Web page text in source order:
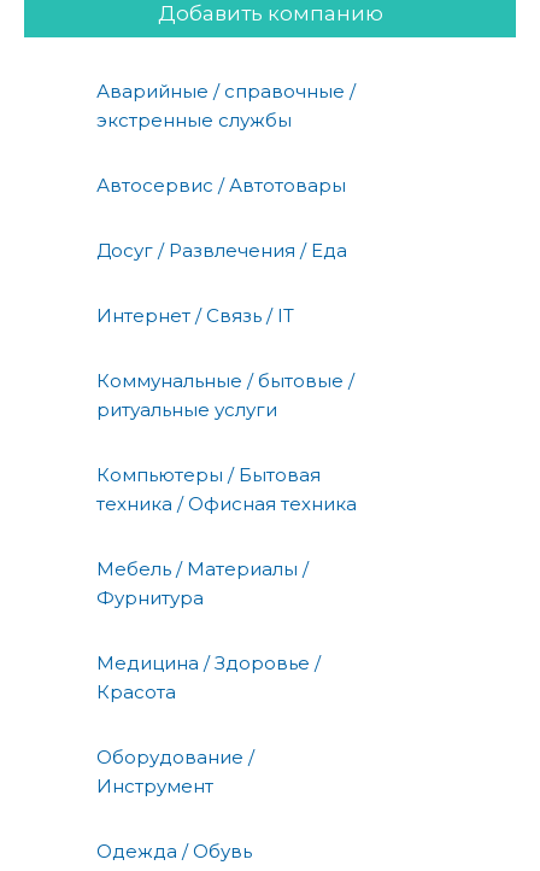
Добавить компанию
Аварийные / справочные /
экстренные службы
Автосервис / Автотовары
Досуг / Развлечения / Еда
Интернет / Связь / IT
Коммунальные / бытовые /
ритуальные услуги
Компьютеры / Бытовая
техника / Офисная техника
Мебель / Материалы /
Фурнитура
Медицина / Здоровье /
Красота
Оборудование /
Инструмент
Одежда / Обувь